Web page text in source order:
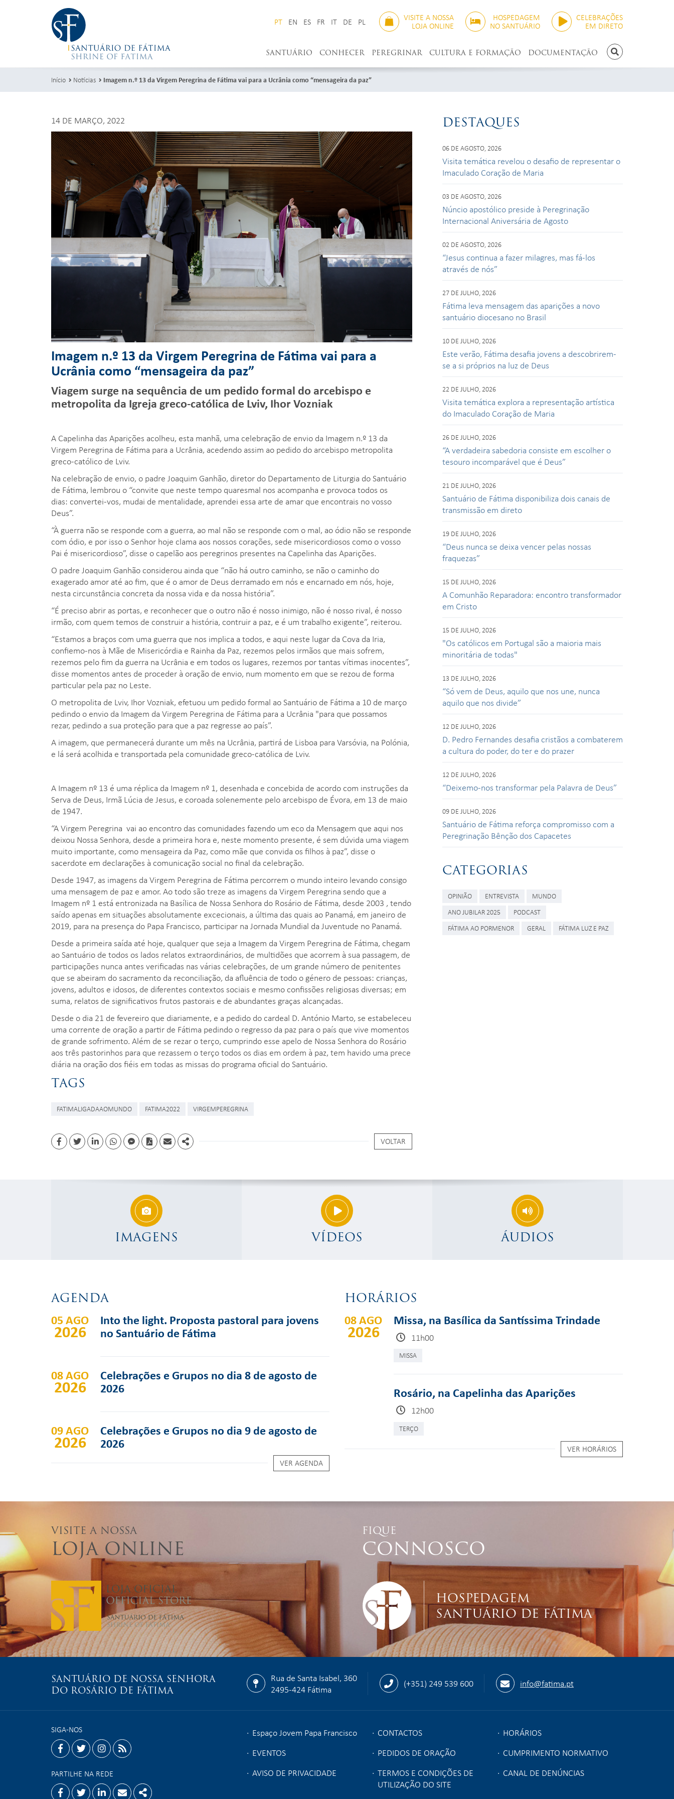
PT EN ES FR IT DE PL VISITE A NOSSA
LOJA ONLINE
HOSPEDAGEM
NO SANTUÁRIO
CELEBRAÇÕES
EM DIRETO
PESQUISAR
SANTUÁRIO CONHECER PEREGRINAR CULTURA E FORMAÇÃO DOCUMENTAÇÃO
Início Notícias Imagem n.º 13 da Virgem Peregrina de Fátima vai para a Ucrânia como “mensageira da paz”
14 DE MARÇO, 2022
Imagem n.º 13 da Virgem Peregrina de Fátima vai para a
Ucrânia como “mensageira da paz”
Viagem surge na sequência de um pedido formal do arcebispo e
metropolita da Igreja greco-católica de Lviv, Ihor Vozniak
A Capelinha das Aparições acolheu, esta manhã, uma celebração de envio da Imagem n.º 13 da
Virgem Peregrina de Fátima para a Ucrânia, acedendo assim ao pedido do arcebispo metropolita
greco-católico de Lviv.
Na celebração de envio, o padre Joaquim Ganhão, diretor do Departamento de Liturgia do Santuário
de Fátima, lembrou o “convite que neste tempo quaresmal nos acompanha e provoca todos os
dias: convertei-vos, mudai de mentalidade, aprendei essa arte de amar que encontrais no vosso
Deus”.
“À guerra não se responde com a guerra, ao mal não se responde com o mal, ao ódio não se responde
com ódio, e por isso o Senhor hoje clama aos nossos corações, sede misericordiosos como o vosso
Pai é misericordioso”, disse o capelão aos peregrinos presentes na Capelinha das Aparições.
O padre Joaquim Ganhão considerou ainda que “não há outro caminho, se não o caminho do
exagerado amor até ao fim, que é o amor de Deus derramado em nós e encarnado em nós, hoje,
nesta circunstância concreta da nossa vida e da nossa história”.
“É preciso abrir as portas, e reconhecer que o outro não é nosso inimigo, não é nosso rival, é nosso
irmão, com quem temos de construir a história, contruir a paz, e é um trabalho exigente”, reiterou.
“Estamos a braços com uma guerra que nos implica a todos, e aqui neste lugar da Cova da Iria,
confiemo-nos à Mãe de Misericórdia e Rainha da Paz, rezemos pelos irmãos que mais sofrem,
rezemos pelo fim da guerra na Ucrânia e em todos os lugares, rezemos por tantas vítimas inocentes”,
disse momentos antes de proceder à oração de envio, num momento em que se rezou de forma
particular pela paz no Leste.
O metropolita de Lviv, Ihor Vozniak, efetuou um pedido formal ao Santuário de Fátima a 10 de março
pedindo o envio da Imagem da Virgem Peregrina de Fátima para a Ucrânia "para que possamos
rezar, pedindo a sua proteção para que a paz regresse ao país”.
A imagem, que permanecerá durante um mês na Ucrânia, partirá de Lisboa para Varsóvia, na Polónia,
e lá será acolhida e transportada pela comunidade greco-católica de Lviv.
A Imagem nº 13 é uma réplica da Imagem nº 1, desenhada e concebida de acordo com instruções da
Serva de Deus, Irmã Lúcia de Jesus, e coroada solenemente pelo arcebispo de Évora, em 13 de maio
de 1947.
“A Virgem Peregrina vai ao encontro das comunidades fazendo um eco da Mensagem que aqui nos
deixou Nossa Senhora, desde a primeira hora e, neste momento presente, é sem dúvida uma viagem
muito importante, como mensageira da Paz, como mãe que convida os filhos à paz”, disse o
sacerdote em declarações à comunicação social no final da celebração.
Desde 1947, as imagens da Virgem Peregrina de Fátima percorrem o mundo inteiro levando consigo
uma mensagem de paz e amor. Ao todo são treze as imagens da Virgem Peregrina sendo que a
Imagem nº 1 está entronizada na Basílica de Nossa Senhora do Rosário de Fátima, desde 2003 , tendo
saído apenas em situações absolutamente excecionais, a última das quais ao Panamá, em janeiro de
2019, para na presença do Papa Francisco, participar na Jornada Mundial da Juventude no Panamá.
Desde a primeira saída até hoje, qualquer que seja a Imagem da Virgem Peregrina de Fátima, chegam
ao Santuário de todos os lados relatos extraordinários, de multidões que acorrem à sua passagem, de
participações nunca antes verificadas nas várias celebrações, de um grande número de penitentes
que se abeiram do sacramento da reconciliação, da afluência de todo o género de pessoas: crianças,
jovens, adultos e idosos, de diferentes contextos sociais e mesmo confissões religiosas diversas; em
suma, relatos de significativos frutos pastorais e de abundantes graças alcançadas.
Desde o dia 21 de fevereiro que diariamente, e a pedido do cardeal D. António Marto, se estabeleceu
uma corrente de oração a partir de Fátima pedindo o regresso da paz para o país que vive momentos
de grande sofrimento. Além de se rezar o terço, cumprindo esse apelo de Nossa Senhora do Rosário
aos três pastorinhos para que rezassem o terço todos os dias em ordem à paz, tem havido uma prece
diária na oração dos fiéis em todas as missas do programa oficial do Santuário.
TAGS
FATIMALIGADAAOMUNDO FATIMA2022 VIRGEMPEREGRINA
FacebookTwitterLinkedinwhatsappfacebook messenger
PDF EmailShare
VOLTAR
DESTAQUES
06 DE AGOSTO, 2026
Visita temática revelou o desafio de representar o
Imaculado Coração de Maria
03 DE AGOSTO, 2026
Núncio apostólico preside à Peregrinação
Internacional Aniversária de Agosto
02 DE AGOSTO, 2026
“Jesus continua a fazer milagres, mas fá-los
através de nós”
27 DE JULHO, 2026
Fátima leva mensagem das aparições a novo
santuário diocesano no Brasil
10 DE JULHO, 2026
Este verão, Fátima desafia jovens a descobrirem-
se a si próprios na luz de Deus
22 DE JULHO, 2026
Visita temática explora a representação artística
do Imaculado Coração de Maria
26 DE JULHO, 2026
“A verdadeira sabedoria consiste em escolher o
tesouro incomparável que é Deus”
21 DE JULHO, 2026
Santuário de Fátima disponibiliza dois canais de
transmissão em direto
19 DE JULHO, 2026
“Deus nunca se deixa vencer pelas nossas
fraquezas”
15 DE JULHO, 2026
A Comunhão Reparadora: encontro transformador
em Cristo
15 DE JULHO, 2026
"Os católicos em Portugal são a maioria mais
minoritária de todas"
13 DE JULHO, 2026
“Só vem de Deus, aquilo que nos une, nunca
aquilo que nos divide”
12 DE JULHO, 2026
D. Pedro Fernandes desafia cristãos a combaterem
a cultura do poder, do ter e do prazer
12 DE JULHO, 2026
“Deixemo-nos transformar pela Palavra de Deus”
09 DE JULHO, 2026
Santuário de Fátima reforça compromisso com a
Peregrinação Bênção dos Capacetes
CATEGORIAS
OPINIÃO ENTREVISTA
MUNDO
ANO JUBILAR 2025
PODCAST
FÁTIMA AO PORMENOR
GERAL FÁTIMA LUZ E PAZ
IMAGENS VÍDEOS ÁUDIOS
AGENDA
05 AGO
2026
Into the light. Proposta pastoral para jovens
no Santuário de Fátima
08 AGO
2026
Celebrações e Grupos no dia 8 de agosto de
2026
09 AGO
2026
Celebrações e Grupos no dia 9 de agosto de
2026
VER AGENDA
HORÁRIOS
08 AGO
2026
Missa, na Basílica da Santíssima Trindade
11h00
MISSA
Rosário, na Capelinha das Aparições
12h00
TERÇO
VER HORÁRIOS
VISITE A NOSSA
LOJA ONLINE
FIQUE
CONNOSCO
HOSPEDAGEM
SANTUÁRIO DE FÁTIMA
SANTUÁRIO DE NOSSA SENHORA
DO ROSÁRIO DE FÁTIMA
Rua de Santa Isabel, 360
2495-424 Fátima
(+351) 249 539 600 info@fatima.pt
Espaço Jovem Papa Francisco CONTACTOS
HORÁRIOS
EVENTOS
PEDIDOS DE ORAÇÃO
CUMPRIMENTO NORMATIVO
AVISO DE PRIVACIDADE
TERMOS E CONDIÇÕES DE
UTILIZAÇÃO DO SITE
CANAL DE DENÚNCIAS
SIGA-NOS
facebooktwitterinstagram
rss
PARTILHE NA REDE